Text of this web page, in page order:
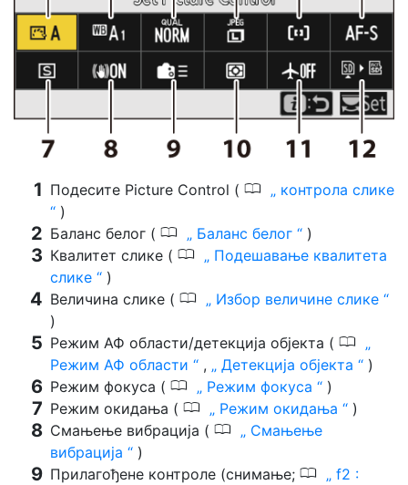
Подесите Picture Control ( 0
контрола слике
)
Баланс белог ( 0 Баланс белог
)
Квалитет слике ( 0
Подешавање квалитета
слике
)
Величина слике ( 0
Избор величине слике
)
Режим АФ области/детекција објекта ( 0
Режим АФ области , Детекција објекта
)
Режим фокуса ( 0 Режим фокуса
)
Режим окидања ( 0 Режим окидања
)
Смањење вибрација ( 0
Смањење
вибрација
)
Прилагођене контроле (снимање; 0
f2 :